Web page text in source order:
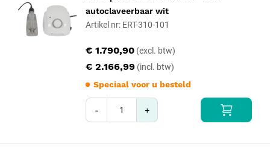
autoclaveerbaar wit
Artikel nr: ERT-310-101
€ 2.166,99
€ 1.790,90
Speciaal voor u besteld
- +